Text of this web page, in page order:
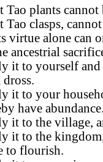
Tao plants cannot
Tao clasps,
virtue alone can
ancestrial
it to yourself
it to your
have
it to the village,
it to the
to flourish.